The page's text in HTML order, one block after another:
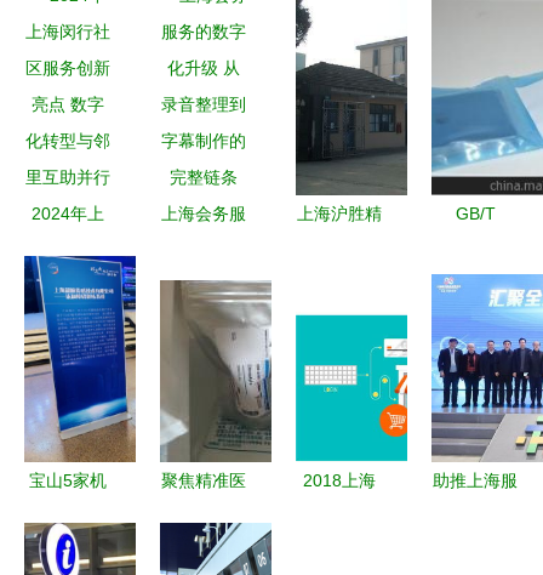
2024年上
服务创新亮
点 数字化
转型与邻里
互助并行
上海会务服
升级 从录
音整理到字
幕制作的完
上海沪胜精
GB/T
2007参比
试样采购指
南 上海纽
锐司新能源
科技服务深
度解析
宝山5家机
选第一批
聚焦精准医
物科技上海
2018上海
助推上海服